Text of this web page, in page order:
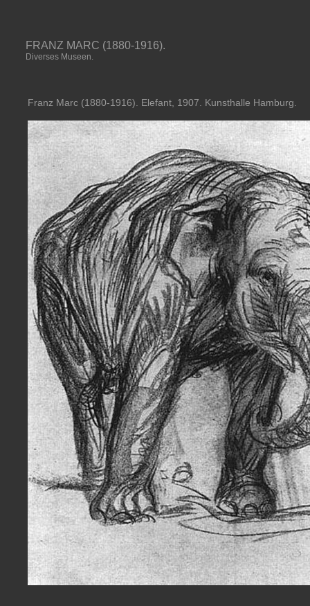
FRANZ MARC (1880-1916).
Diverses Museen.
Franz Marc (1880-1916). Elefant, 1907. Kunsthalle Hamburg.